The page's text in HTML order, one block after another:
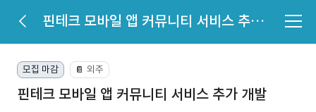
핀테크 모바일 앱 커뮤니티 서비스 추가 개발
모집 마감 📔 외주
핀테크 모바일 앱 커뮤니티 서비스 추가 개발